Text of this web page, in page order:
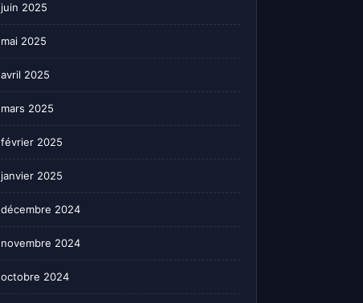
juin 2025
mai 2025
avril 2025
mars 2025
février 2025
janvier 2025
décembre 2024
novembre 2024
octobre 2024